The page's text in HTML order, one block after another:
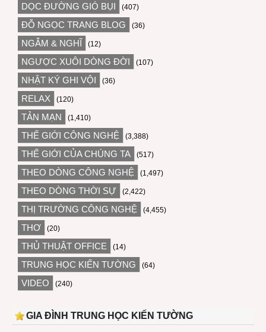
DỌC ĐƯỜNG GIÓ BỤI (407)
ĐỖ NGỌC TRANG BLOG (36)
NGẪM & NGHĨ (12)
NGƯỢC XUÔI DÒNG ĐỜI (107)
NHẬT KÝ GHI VỘI (36)
RELAX (120)
TẢN MẠN (1,410)
THẾ GIỚI CÔNG NGHỆ (3,388)
THẾ GIỚI CỦA CHÚNG TA (517)
THEO DÒNG CÔNG NGHỆ (1,497)
THEO DÒNG THỜI SỰ (2,422)
THỊ TRƯỜNG CÔNG NGHỆ (4,455)
THƠ (20)
THỦ THUẬT OFFICE (14)
TRUNG HỌC KIẾN TƯỜNG (64)
VIDEO (240)
GIA ĐÌNH TRUNG HỌC KIẾN TƯỜNG